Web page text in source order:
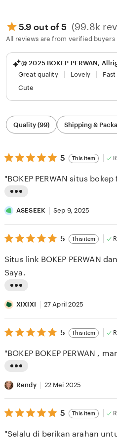
5.9 out of 5 (99.8k
All reviews are from verified buyers
@ 2025 BOKEP PERWAN,
Great quality
Lovely
Cute
Filter
by
category
Quality (99) Shipping &
5
out
5
stars
5 This item
i
s
t
n
g
e
v
i
w
y
A
S
S
"BOKEP PERWAN situs
ASESEEK Sep 9, 2025
5
out
5
stars
5 This item
i
s
t
n
r
e
v
e
Situs link BOKEP PERWAN
Saya.
XIXIXI 27 April 2025
5
out
5
stars
5 This item
i
s
t
n
"BOKEP BOKEP PERWAN ,
Rendy 22 Mei 2025
5
out
5
5 This item
"Selalu di berikan arahan